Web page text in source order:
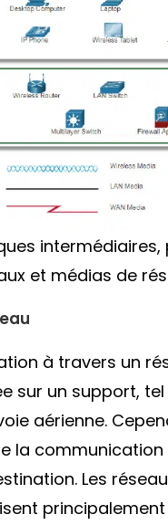
intermédiaires,
et médias de
à travers un
sur un support, tel
aérienne.
la communication
Les